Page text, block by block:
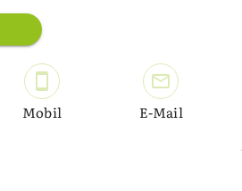
Mobil E-Mail